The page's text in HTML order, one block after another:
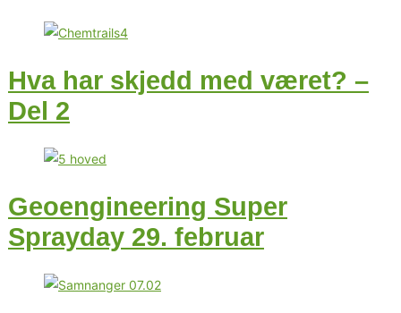
Hva har skjedd med været? –
Del 2
Geoengineering Super
Sprayday 29. februar